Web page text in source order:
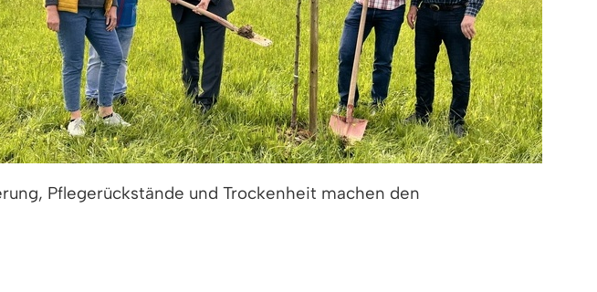
Pflegerückstände und Trockenheit machen den